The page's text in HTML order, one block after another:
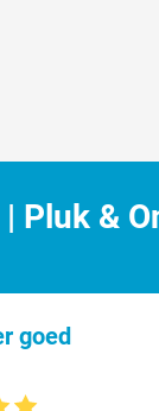
Pluk &
goed